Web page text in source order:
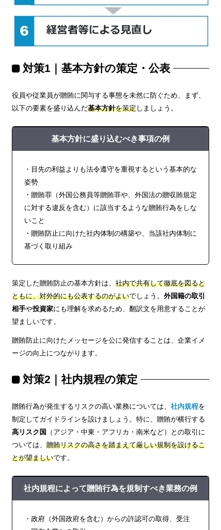
対策1｜基本方針の策定・公表
役員や従業員が贈賄に関与する事態を未然に防ぐため、まず、
以下の要素を盛り込んだ基本方針を策定しましょう。
基本方針に盛り込むべき事項の例
・目先の利益よりも法令遵守を重視するという基本的な
姿勢
・贈賄罪（外国公務員等贈賄罪や、外国法の贈収賄規定
に対する違反を含む）に該当するような贈賄行為をしな
いこと
・贈賄防止に向けた社内体制の構築や、当該社内体制に
基づく取り組み
策定した贈賄防止の基本方針は、 社内で共有して徹底を図ると
ともに、対外的にも公表するのがよいでしょう。 外国籍の取引
相手や投資家にも理解を求めるため、翻訳文を用意することが
望ましいです。
贈賄防止に向けたメッセージを公に発信することは、企業イメ
ージの向上につながります。
対策2｜社内規程の策定
贈賄行為が発生するリスクの高い業務については、 社内規程を
制定してガイドラインを設けましょう。特に、贈賄が横行する
高リスク国 （アジア・中東・アフリカ・南米など）との取引に
ついては、 贈賄リスクの高さを踏まえて厳しい規制を設けるこ
とが望ましいです。
社内規程によって贈賄行為を規制すべき業務の例
・政府（外国政府を含む）からの許認可の取得、受注